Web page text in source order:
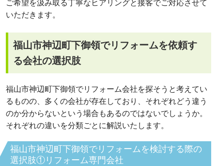
ご希望を汲み取る丁寧なヒアリングと接客でご対応させて
いただきます。
福山市神辺町下御領でリフォームを依頼す
る会社の選択肢
福山市神辺町下御領でリフォーム会社を探そうと考えてい
るものの、多くの会社が存在しており、それぞれどう違う
のか分からないという場合もあるのではないでしょうか。
それぞれの違いを分類ごとに解説いたします。
福山市神辺町下御領でリフォームを検討する際の
選択肢①リフォーム専門会社